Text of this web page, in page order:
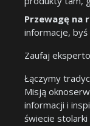
Przewagę na
informacje, byś
Zaufaj
Łączymy
Misją
informacji i
świecie